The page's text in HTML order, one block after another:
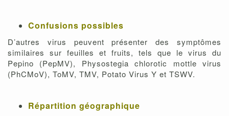
Confusions possibles
D’autres virus peuvent présenter des symptômes
similaires sur feuilles et fruits, tels que le virus du
Pepino (PepMV), Physostegia chlorotic mottle virus
(PhCMoV), ToMV, TMV, Potato Virus Y et TSWV.
Répartition géographique